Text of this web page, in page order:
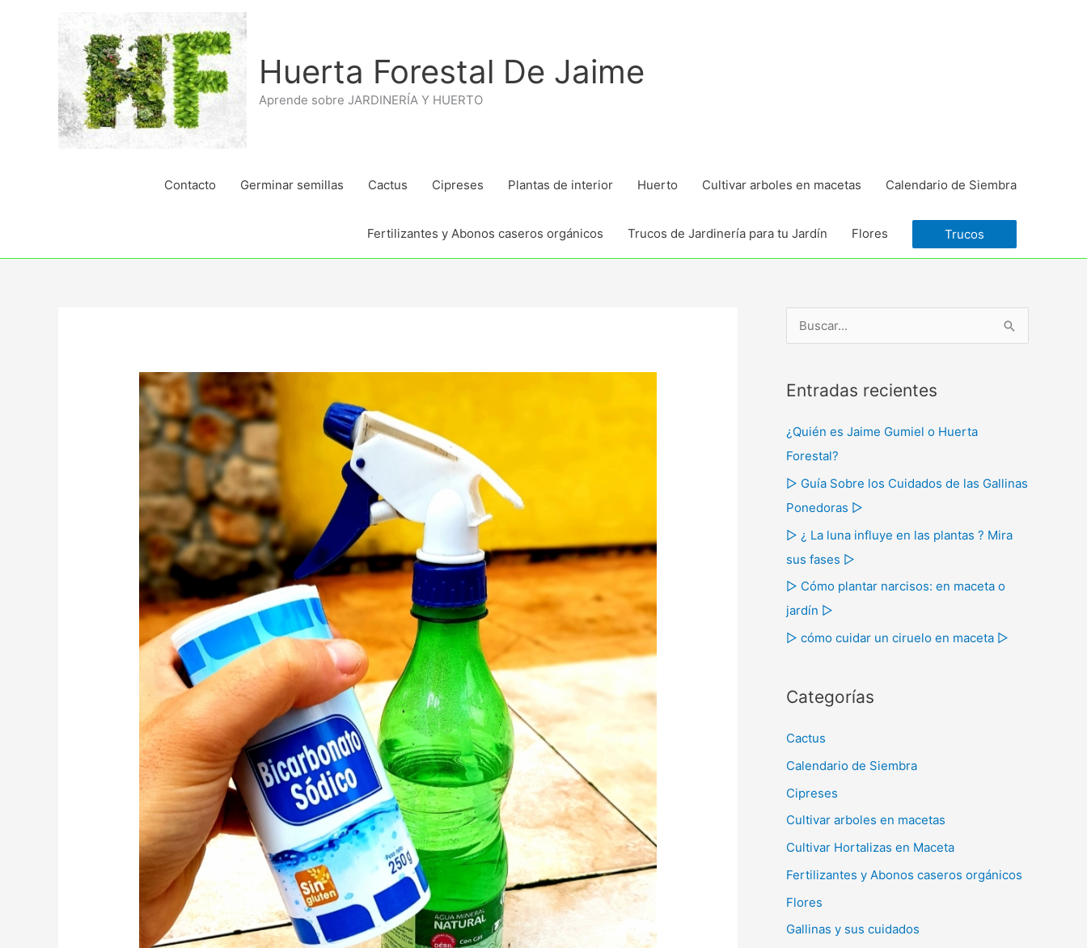
Huerta Forestal De Jaime
Aprende sobre JARDINERÍA Y HUERTO
Contacto Germinar semillas Cactus Cipreses Plantas de interior Huerto Cultivar arboles en macetas Calendario de Siembra
Fertilizantes y Abonos caseros orgánicos Trucos de Jardinería para tu Jardín Flores Trucos
u
c
r
p
o
r
:
Entradas recientes
¿Quién es Jaime Gumiel o Huerta
Forestal?
▷ Guía Sobre los Cuidados de las Gallinas
Ponedoras ▷
▷ ¿ La luna influye en las plantas ? Mira
sus fases ▷
▷ Cómo plantar narcisos: en maceta o
jardín ▷
▷ cómo cuidar un ciruelo en maceta ▷
Categorías
Cactus
Calendario de Siembra
Cipreses
Cultivar arboles en macetas
Cultivar Hortalizas en Maceta
Fertilizantes y Abonos caseros orgánicos
Flores
Gallinas y sus cuidados